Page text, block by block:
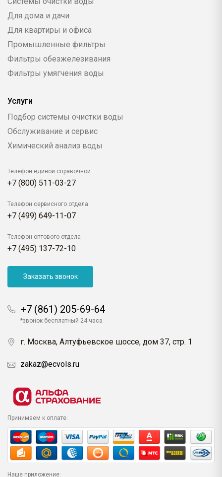
Для дома и дачи
Для квартиры и офиса
Промышленные фильтры
Фильтры обезжелезивания
Фильтры умягчения воды
Услуги
Подбор системы очистки воды
Обслуживание и сервис
Химический анализ воды
Телефон единой справочной
+7 (800) 511-03-27
Телефон сервисного отдела
+7 (499) 649-11-07
Телефон оптового отдела
+7 (495) 137-72-10
Заказать звонок
+7 (861) 205-69-64
*звонок бесплатный 24 часа
г. Москва, Алтуфьевское шоссе, дом 37, стр. 1
zakaz@ecvols.ru
Принимаем к оплате:
Наше приложение: